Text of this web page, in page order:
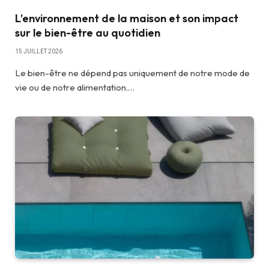
L’environnement de la maison et son impact
sur le bien-être au quotidien
15 JUILLET 2026
Le bien-être ne dépend pas uniquement de notre mode de
vie ou de notre alimentation.…